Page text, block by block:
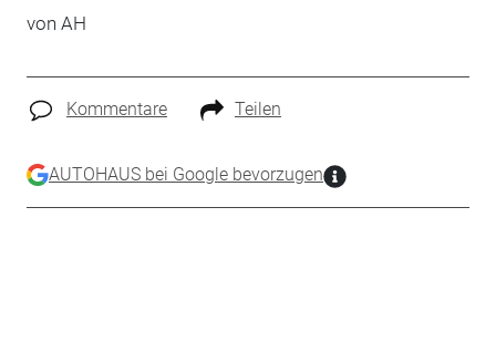
von AH
Kommentare Teilen
AUTOHAUS bei Google bevorzugen